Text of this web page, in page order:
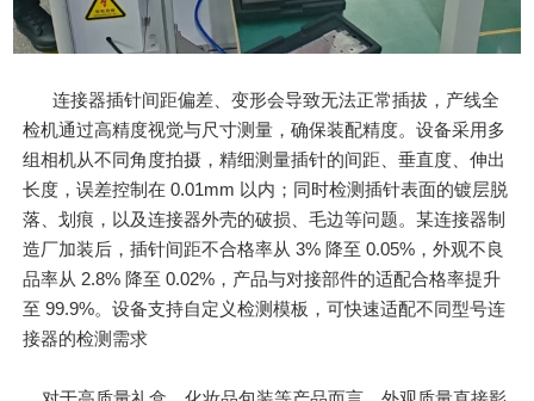
连接器插针间距偏差、变形会导致无法正常插拔，产线全
检机通过高精度视觉与尺寸测量，确保装配精度。设备采用多
组相机从不同角度拍摄，精细测量插针的间距、垂直度、伸出
长度，误差控制在 0.01mm 以内；同时检测插针表面的镀层脱
落、划痕，以及连接器外壳的破损、毛边等问题。某连接器制
造厂加装后，插针间距不合格率从 3% 降至 0.05%，外观不良
品率从 2.8% 降至 0.02%，产品与对接部件的适配合格率提升
至 99.9%。设备支持自定义检测模板，可快速适配不同型号连
接器的检测需求